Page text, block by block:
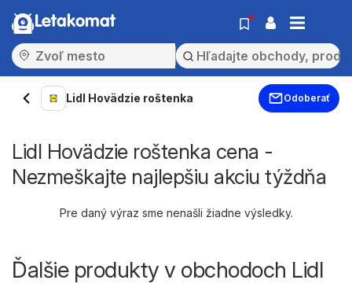
Letakomat
Lidl Hovädzie roštenka Odoberať
Lidl Hovädzie roštenka cena -
Nezmeškajte najlepšiu akciu týždňa
Pre daný výraz sme nenašli žiadne výsledky.
Ďalšie produkty v obchodoch Lidl